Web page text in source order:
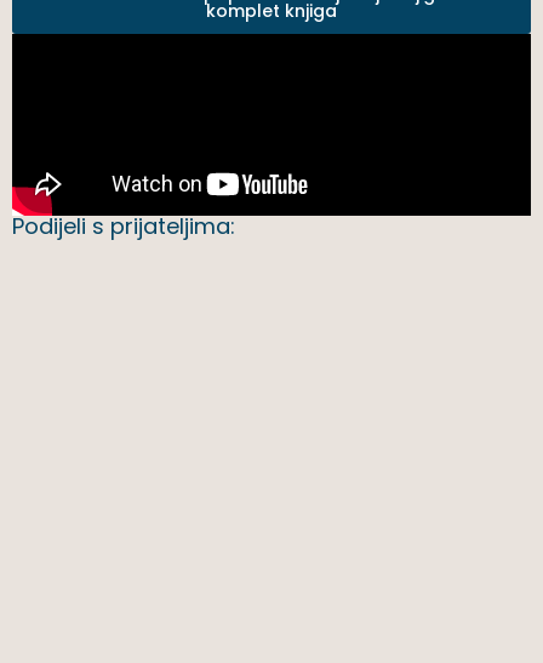
komplet knjiga
Podijeli s prijateljima: